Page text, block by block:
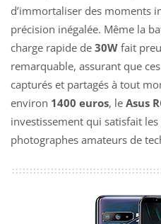
d’immortaliser des moments
précision inégalée. Même la
charge rapide de 30W fait
remarquable, assurant que
capturés et partagés à tout
environ 1400 euros, le Asus
investissement qui satisfait
photographes amateurs de